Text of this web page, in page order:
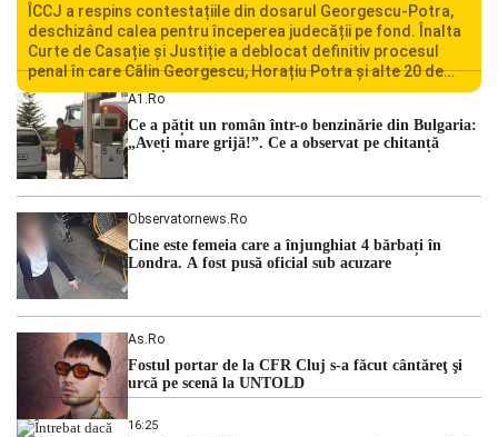
ÎCCJ a respins contestațiile din dosarul Georgescu-Potra,
deschizând calea pentru începerea judecății pe fond. Înalta
Curte de Casație și Justiție a deblocat definitiv procesul
penal în care Călin Georgescu, Horațiu Potra și alte 20 de
persoane sunt acuzați de acțiuni îndreptate împotriva
ordinii constituționale. În ședința din camera preliminară,
judecătorii de la instanța supremă au […]
A1.ro
Ce a pățit un român într-o benzinărie din Bulgaria:
„Aveți mare grijă!”. Ce a observat pe chitanță
Observatornews.ro
Cine este femeia care a înjunghiat 4 bărbați în
Londra. A fost pusă oficial sub acuzare
As.ro
Fostul portar de la CFR Cluj s-a făcut cântăreţ şi
urcă pe scenă la UNTOLD
16:25